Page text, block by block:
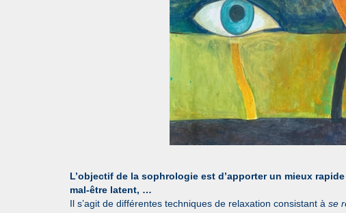
L’objectif de la sophrologie est d’apporter un mieux
mal-être latent, …
Il s’agit de différentes techniques de relaxation consistant à se